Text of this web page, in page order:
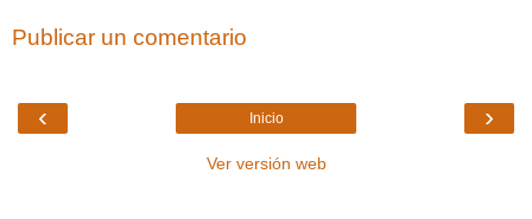
Publicar un comentario
‹ ›
Inicio
Ver versión web